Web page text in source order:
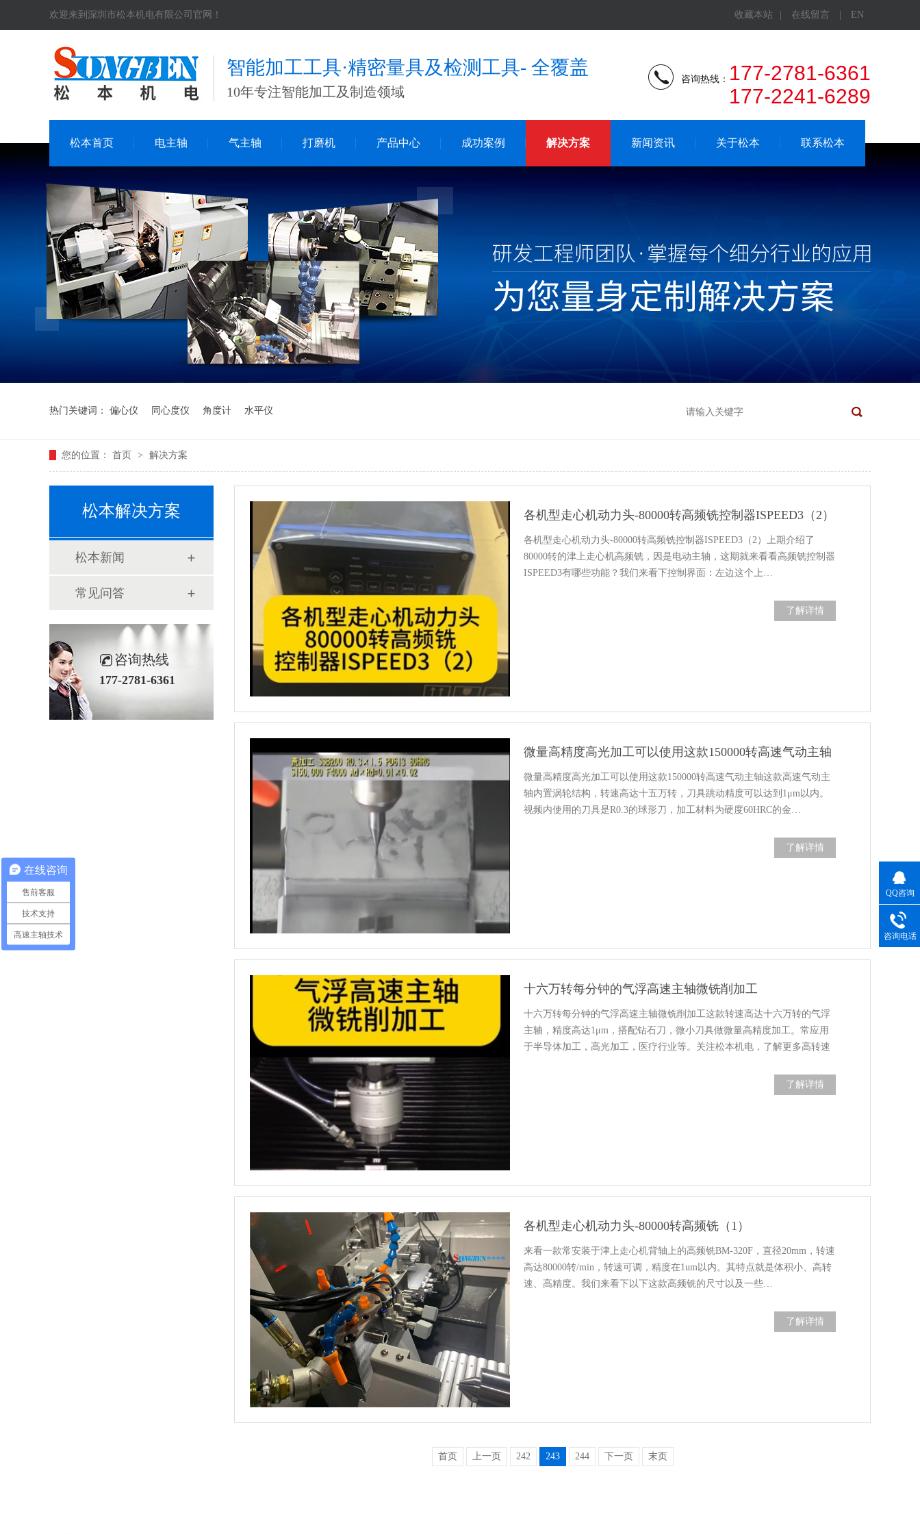
收藏本站 在线留言 EN
欢迎来到深圳市松本机电有限公司官网！
智能加工工具·精密量具及检测工具- 全覆盖
10年专注智能加工及制造领域
咨询热线： 177-2781-6361
177-2241-6289
松本首页 电主轴 气主轴 打磨机 产品中心 成功案例 解决方案 新闻资讯 关于松本 联系松本
热门关键词： 偏心仪 同心度仪 角度计 水平仪
您的位置： 首页 > 解决方案
松本解决方案
松本新闻
常见问答
咨询热线
177-2781-6361
各机型走心机动力头-80000转高频铣控制器ISPEED3（2）
各机型走心机动力头-80000转高频铣控制器ISPEED3（2）上期介绍了
80000转的津上走心机高频铣，因是电动主轴，这期就来看看高频铣控制器
ISPEED3有哪些功能？我们来看下控制界面：左边这个上…
了解详情
微量高精度高光加工可以使用这款150000转高速气动主轴
微量高精度高光加工可以使用这款150000转高速气动主轴这款高速气动主
轴内置涡轮结构，转速高达十五万转，刀具跳动精度可以达到1μm以内。
视频内使用的刀具是R0.3的球形刀，加工材料为硬度60HRC的金…
了解详情
十六万转每分钟的气浮高速主轴微铣削加工
十六万转每分钟的气浮高速主轴微铣削加工这款转速高达十六万转的气浮
主轴，精度高达1μm，搭配钻石刀，微小刀具做微量高精度加工。常应用
于半导体加工，高光加工，医疗行业等。关注松本机电，了解更多高转速
了解详情
各机型走心机动力头-80000转高频铣（1）
来看一款常安装于津上走心机背轴上的高频铣BM-320F，直径20mm，转速
高达80000转/min，转速可调，精度在1um以内。其特点就是体积小、高转
速、高精度。我们来看下以下这款高频铣的尺寸以及一些…
了解详情
首页 上一页 242 243 244 下一页 末页
QQ咨询
咨询电话
在线咨询
售前客服
技术支持
高速主轴技术